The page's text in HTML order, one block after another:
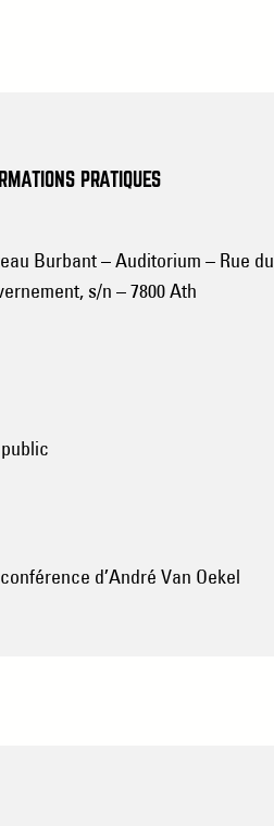
PRATIQUES
Burbant – Auditorium – Rue du
s/n – 7800 Ath
d’André Van Oekel